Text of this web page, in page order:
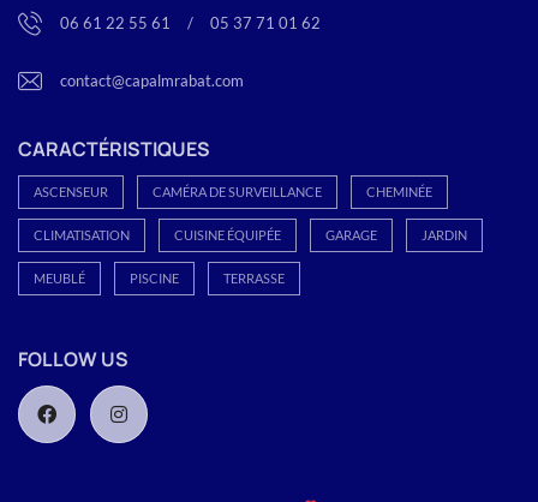
06 61 22 55 61 / 05 37 71 01 62
contact@capalmrabat.com
CARACTÉRISTIQUES
ASCENSEUR CAMÉRA DE SURVEILLANCE CHEMINÉE
CLIMATISATION CUISINE ÉQUIPÉE GARAGE JARDIN
MEUBLÉ PISCINE TERRASSE
FOLLOW US